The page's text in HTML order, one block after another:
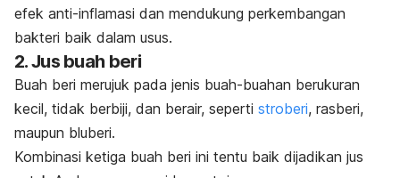
efek anti-inflamasi dan mendukung perkembangan
bakteri baik dalam usus.
2. Jus buah beri
Buah beri merujuk pada jenis buah-buahan berukuran
kecil, tidak berbiji, dan berair, seperti stroberi, rasberi,
maupun bluberi.
Kombinasi ketiga buah beri ini tentu baik dijadikan jus